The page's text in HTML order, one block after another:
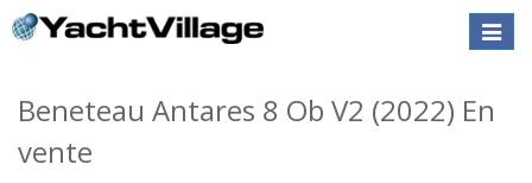
Toggle
Beneteau Antares 8 Ob V2 (2022) En
vente